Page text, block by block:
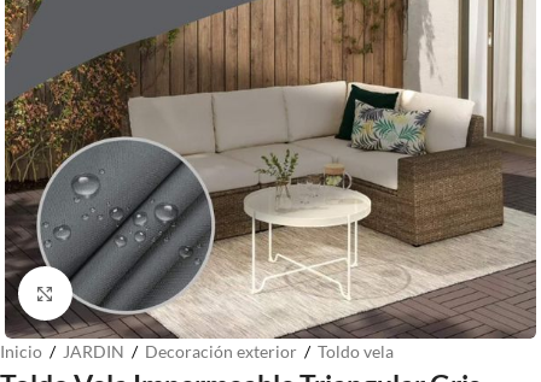
Clic para ampliar
Inicio / JARDIN / Decoración exterior / Toldo vela